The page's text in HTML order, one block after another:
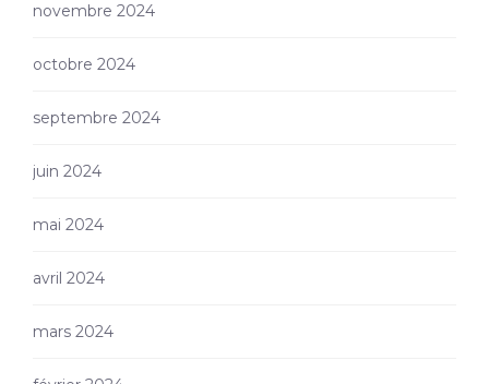
novembre 2024
octobre 2024
septembre 2024
juin 2024
mai 2024
avril 2024
mars 2024